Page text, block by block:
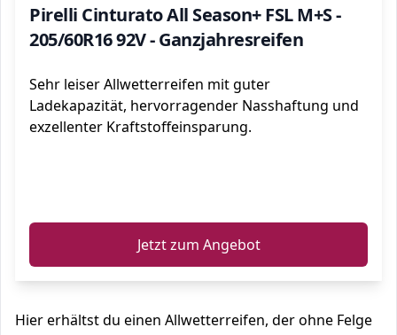
Pirelli Cinturato All Season+ FSL M+S -
205/60R16 92V - Ganzjahresreifen
Sehr leiser Allwetterreifen mit guter
Ladekapazität, hervorragender Nasshaftung und
exzellenter Kraftstoffeinsparung.
Jetzt zum Angebot
Hier erhältst du einen Allwetterreifen, der ohne Felge